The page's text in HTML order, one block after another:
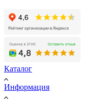
Каталог
Информация